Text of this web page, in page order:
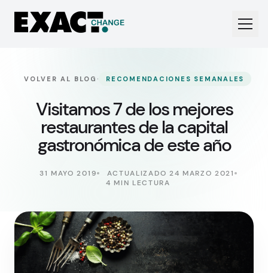
VOLVER AL BLOG · RECOMENDACIONES SEMANALES
Visitamos 7 de los mejores
restaurantes de la capital
gastronómica de este año
31 MAYO 2019
ACTUALIZADO 24 MARZO 2021
4 MIN LECTURA